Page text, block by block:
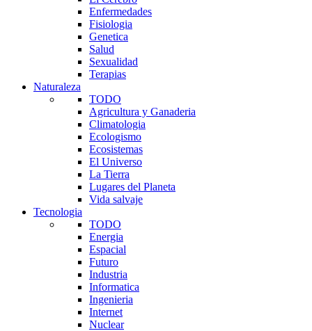
Enfermedades
Fisiologia
Genetica
Salud
Sexualidad
Terapias
Naturaleza
TODO
Agricultura y Ganaderia
Climatologia
Ecologismo
Ecosistemas
El Universo
La Tierra
Lugares del Planeta
Vida salvaje
Tecnologia
TODO
Energia
Espacial
Futuro
Industria
Informatica
Ingenieria
Internet
Nuclear